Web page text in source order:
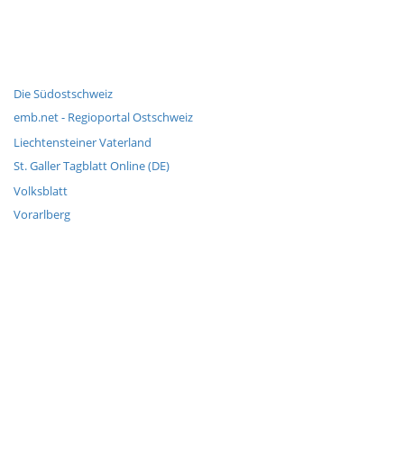
Die Südostschweiz
emb.net - Regioportal Ostschweiz
Liechtensteiner Vaterland
St. Galler Tagblatt Online (DE)
Volksblatt
Vorarlberg